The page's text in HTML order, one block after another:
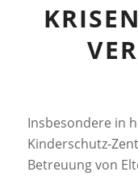
Insbesondere in
Kinderschutz-
Betreuung von